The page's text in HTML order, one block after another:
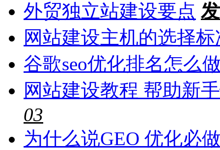
外贸独立站建设要点
网站建设主机的选择标
谷歌seo优化排名怎么
网站建设教程 帮助新
03
为什么说GEO 优化必